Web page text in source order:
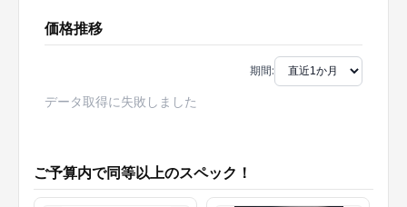
価格推移
期間:
データ取得に失敗しました
ご予算内で同等以上のスペック！